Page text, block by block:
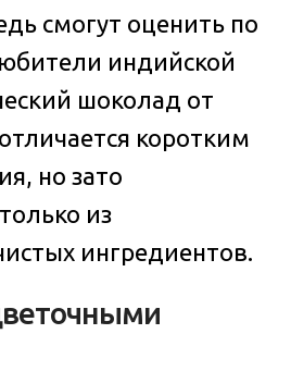
смогут оценить по
индийской
шоколад от
коротким
но зато
из
ингредиентов.